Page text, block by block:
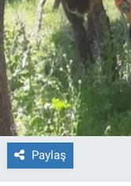
Paylaş
SPOR
TEKNOLOJİ